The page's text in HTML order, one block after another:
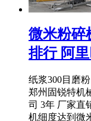
微米粉碎
排行 阿
纸浆300目磨
郑州固锐特机
司 3年 厂家直
机细度达到微